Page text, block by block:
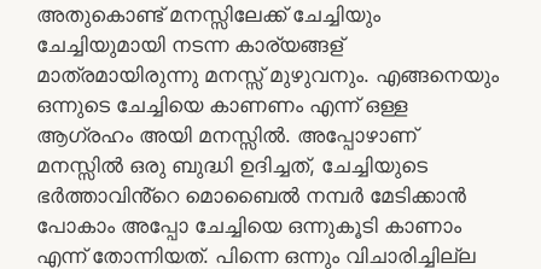
അതുകൊണ്ട് മനസ്സിലേക്ക് ചേച്ചിയും
ചേച്ചിയുമായി നടന്ന കാര്യങ്ങള്
മാത്രമായിരുന്നു മനസ്സ് മുഴുവനും. എങ്ങനെയും
ഒന്നുടെ ചേച്ചിയെ കാണണം എന്ന് ഒള്ള
ആഗ്രഹം അയി മനസ്സിൽ. അപ്പോഴാണ്
മനസ്സിൽ ഒരു ബുദ്ധി ഉദിച്ചത്, ചേച്ചിയുടെ
ഭർത്താവിൻ്റെ മൊബൈൽ നമ്പർ മേടിക്കാൻ
പോകാം അപ്പോ ചേച്ചിയെ ഒന്നുകൂടി കാണാം
എന്ന് തോന്നിയത്. പിന്നെ ഒന്നും വിചാരിച്ചില്ല